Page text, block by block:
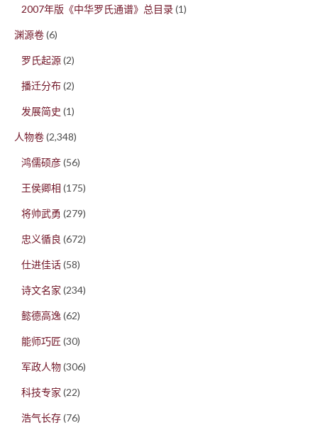
2007年版《中华罗氏通谱》总目录(1)
渊源卷(6)
罗氏起源(2)
播迁分布(2)
发展简史 (1)
人物卷(2,348)
鸿儒硕彦(56)
王侯卿相 (175)
将帅武勇 (279)
忠义循良 (672)
仕进佳话(58)
诗文名家 (234)
懿德高逸(62)
能师巧匠 (30)
军政人物(306)
科技专家 (22)
浩气长存(76)